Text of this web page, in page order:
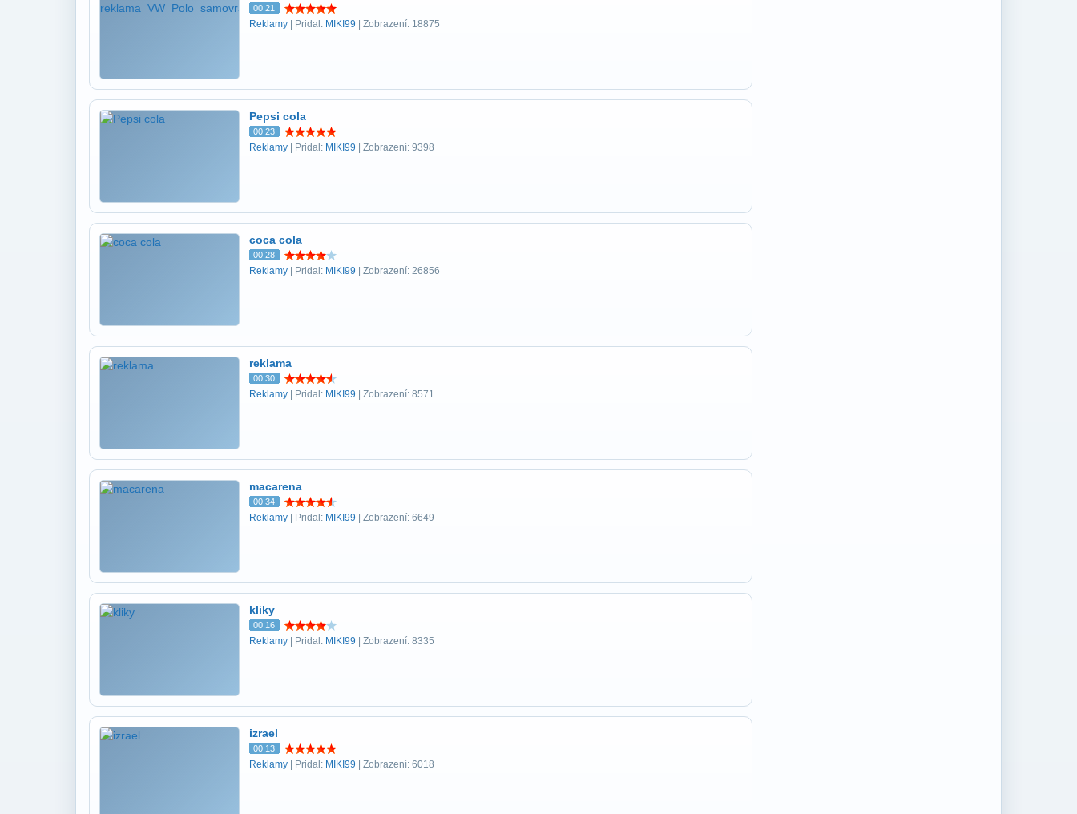
00:21
Reklamy | Pridal: MIKI99 | Zobrazení: 18875
Pepsi cola
00:23
Reklamy | Pridal: MIKI99 | Zobrazení: 9398
coca cola
00:28
Reklamy | Pridal: MIKI99 | Zobrazení: 26856
reklama
00:30
Reklamy | Pridal: MIKI99 | Zobrazení: 8571
macarena
00:34
Reklamy | Pridal: MIKI99 | Zobrazení: 6649
kliky
00:16
Reklamy | Pridal: MIKI99 | Zobrazení: 8335
izrael
00:13
Reklamy | Pridal: MIKI99 | Zobrazení: 6018